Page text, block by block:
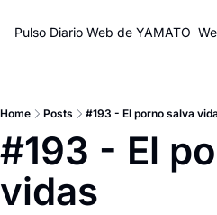
Pulso Diario Web de YAMATO
Home Posts #193 - El porno salva
#193 - El
vidas